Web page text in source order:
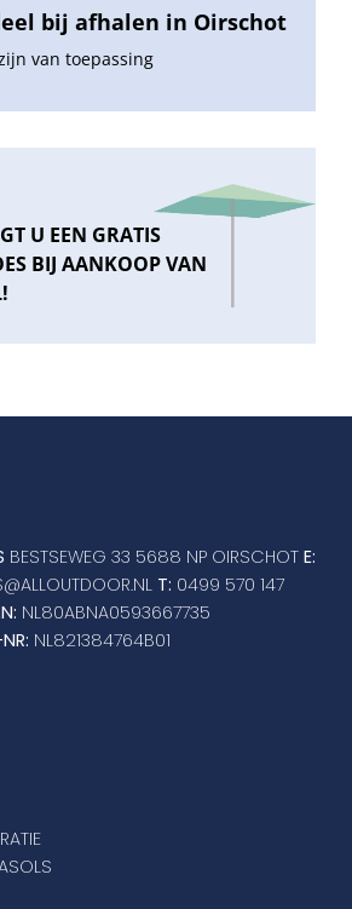
bij afhalen in Oirschot
van toepassing
U EEN GRATIS
BIJ AANKOOP VAN
BESTSEWEG 33 5688 NP OIRSCHOT E:
T: 0499 570 147
NL80ABNA0593667735
NL821384764B01